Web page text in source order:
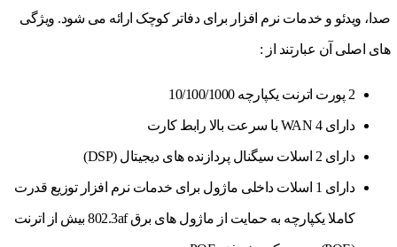
صدا، ویدئو و خدمات نرم افزار برای دفاتر کوچک ارائه می شود. ویژگی
های اصلی آن عبارتند از :
2 پورت اترنت یکپارچه 10/100/1000
دارای 4 WAN با سرعت بالا رابط کارت
دارای 2 اسلات سیگنال پردازنده های دیجیتال (DSP)
دارای 1 اسلات داخلی ماژول برای خدمات نرم افزار توزیع قدرت
کاملا یکپارچه به حمایت از ماژول های برق 802.3af بیش از اترنت